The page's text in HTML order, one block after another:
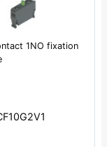
1NO fixation